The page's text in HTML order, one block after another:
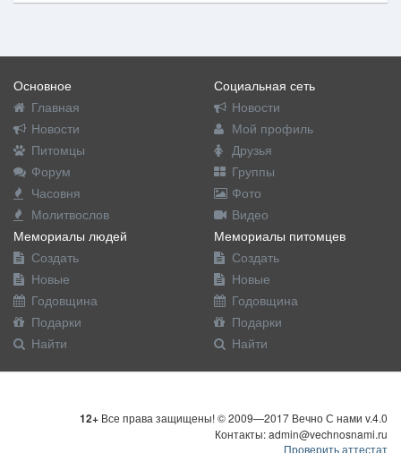
Основное
Главная
Новости
Питомцы
Форум
Часовня
Молитвослов
Социальная сеть
Новости
Мой профиль
Друзья
Группы
Фото
Видео
Мемориалы людей
Создать
Новые
Годовщина
Подарки
Найти
Мемориалы питомцев
Создать
Новые
Годовщина
Подарки
Найти
12+ Все права защищены! © 2009—2017 Вечно С нами v.4.0
Контакты: admin@vechnosnami.ru
Проверить аттестат